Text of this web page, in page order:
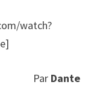
watch?
Par Dante